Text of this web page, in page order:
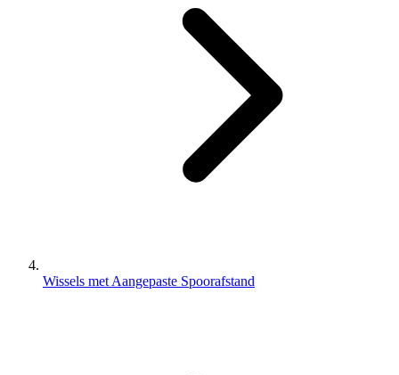
Wissels met Aangepaste Spoorafstand